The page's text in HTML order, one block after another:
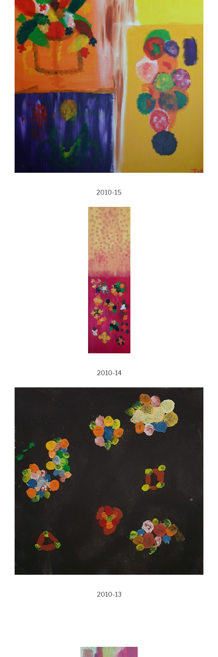
2010-15
2010-14
2010-13